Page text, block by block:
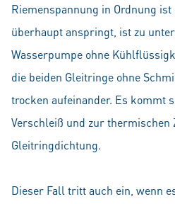
Riemenspannung in Ordnung
überhaupt anspringt, ist zu
Wasserpumpe ohne
die beiden Gleitringe ohne
trocken aufeinander. Es kommt
Verschleiß und zur thermischen
Gleitringdichtung.
Dieser Fall tritt auch ein, wenn